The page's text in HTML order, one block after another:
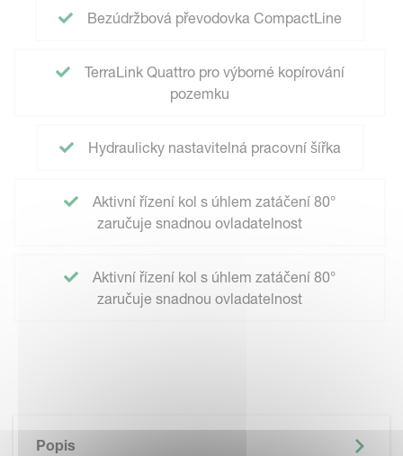
Bezúdržbová převodovka CompactLine
TerraLink Quattro pro výborné kopírování
pozemku
Hydraulicky nastavitelná pracovní šířka
Aktivní řízení kol s úhlem zatáčení 80°
zaručuje snadnou ovladatelnost
Aktivní řízení kol s úhlem zatáčení 80°
zaručuje snadnou ovladatelnost
Popis